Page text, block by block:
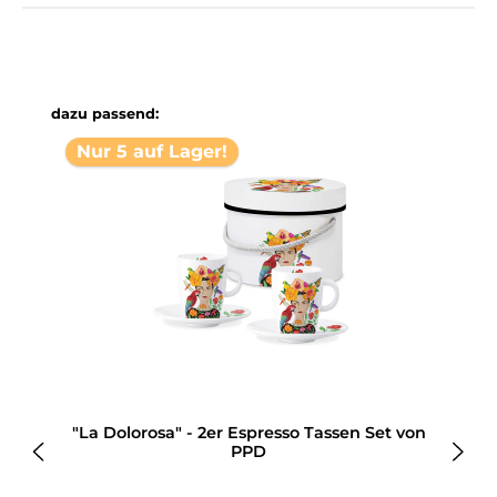
Produktgalerie überspringen
dazu passend:
Nur 5 auf Lager!
"La Dolorosa" - 2er Espresso Tassen Set von
PPD